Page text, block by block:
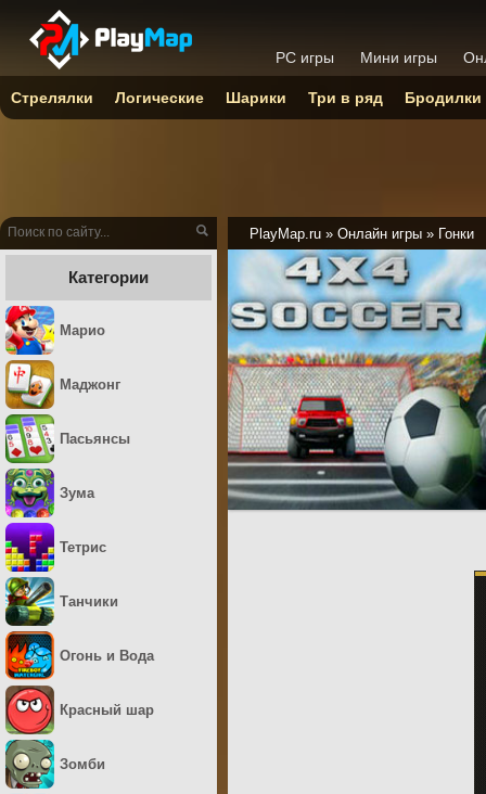
PlayMap.ru » Онлайн игры » Гонки
Категории
Марио
Маджонг
Пасьянсы
Зума
Тетрис
Танчики
Огонь и Вода
Красный шар
Зомби
PC игры Мини игры
Стрелялки Логические Шарики Три в ряд Бродилки